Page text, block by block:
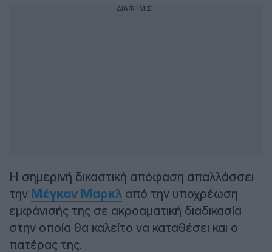
ΔΙΑΦΗΜΙΣΗ
Η σημερινή δικαστική απόφαση απαλλάσσει
την Μέγκαν Μαρκλ από την υποχρέωση
εμφάνισής της σε ακροαματική διαδικασία
στην οποία θα καλείτο να καταθέσει και ο
πατέρας της.